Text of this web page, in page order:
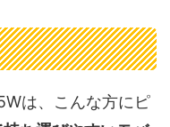
は、こんな方にピ